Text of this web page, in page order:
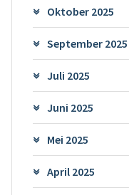
Oktober 2025
September 2025
Juli 2025
Juni 2025
Mei 2025
April 2025